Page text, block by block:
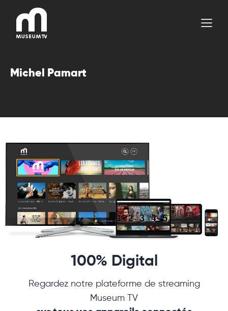
contenu
Michel Pamart
100% Digital
Regardez notre plateforme de streaming
Museum TV